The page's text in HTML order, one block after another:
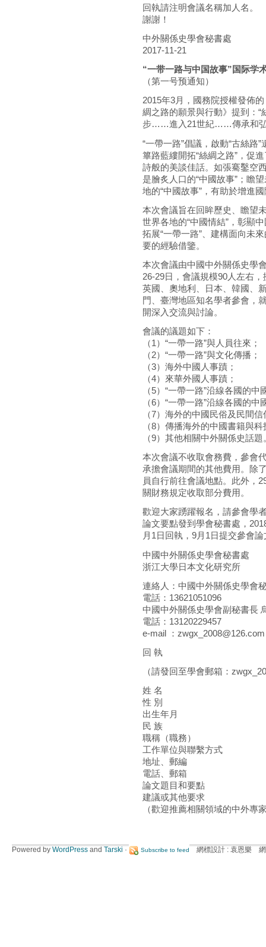
回執請注明會議名稱加人名。
謝謝！
中外關係史學會秘書處
2017-11-21
“一带一路与中国故事”国际学
（第一号预通知）
2015年3月，國務院授權發佈
綢之路的願景與行動》提到：
步……進入21世紀……傳承和弘
“一帶一路”倡議，啟動“古絲路
篳路藍縷開拓“絲綢之路”，促
詩般的美談佳話。如張騫鑿空
是膾炙人口的“中國故事”；瞻
地的“中國故事”，有助於增進
本次會議旨在回眸歷史、瞻望
世界各地的“中國情結”，彰顯
拓展“一帶一路”、建構面向未
要的經驗借鑒。
本次會議由中國中外關係史學
26-29日，會議規模90人左右
英國、奧地利、日本、韓國、
門、臺灣地區知名學者參會，
開深入交流與討論。
會議的議題如下：
（1）“一帶一路”與人員往來；
（2）“一帶一路”與文化傳播；
（3）海外中國人事蹟；
（4）來華外國人事蹟；
（5）“一帶一路”沿線各國的中
（6）“一帶一路”沿線各國的中
（7）海外的中國民俗及民間信
（8）傳播海外的中國書籍與科
（9）其他相關中外關係史話題
本次會議不收取會務費，參會
承擔會議期間的其他費用。除
員自行前往會議地點。此外，
關財務規定收取部分費用。
歡迎大家踴躍報名，請參會學
論文要點發到學會秘書處，
月1日回執，9月1日提交參會
中國中外關係史學會秘書處
浙江大學日本文化研究所
連絡人：中國中外關係史學會
電話：13621051096
中國中外關係史學會副秘書長
電話：13120229457
e-mail ：zwgx_2008@126.com
回 執
（請發回至學會郵箱：
姓 名
性 別
出生年月
民 族
職稱（職務）
工作單位與聯繫方式
地址、郵編
電話、郵箱
論文題目和要點
建議或其他要求
（歡迎推薦相關領域的中外專
Powered by WordPress and Tarski · Subscribe to feed 網標設計 : 袁恩樂 網